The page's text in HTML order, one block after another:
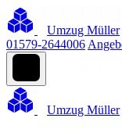
Umzug Müller
01579-2644006
Umzug Müller